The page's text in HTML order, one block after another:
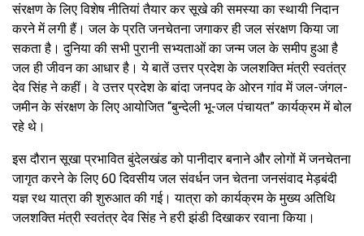
संरक्षण के लिए विशेष नीतियां तैयार कर सूखे की समस्या का स्थायी निदान
करने में लगी हैं। जल के प्रति जनचेतना जगाकर ही जल संरक्षण किया जा
सकता है। दुनिया की सभी पुरानी सभ्यताओं का जन्म जल के समीप हुआ है
जल ही जीवन का आधार है। ये बातें उत्तर प्रदेश के जलशक्ति मंत्री स्वतंत्र
देव सिंह ने कहीं। वे उत्तर प्रदेश के बांदा जनपद के ओरन गांव में जल-जंगल-
जमीन के संरक्षण के लिए आयोजित “बुन्देली भू-जल पंचायत” कार्यक्रम में बोल
रहे थे।
इस दौरान सूखा प्रभावित बुंदेलखंड को पानीदार बनाने और लोगों में जनचेतना
जागृत करने के लिए 60 दिवसीय जल संवर्धन जन चेतना जनसंवाद मेड़बंदी
यज्ञ रथ यात्रा की शुरुआत की गई। यात्रा को कार्यक्रम के मुख्य अतिथि
जलशक्ति मंत्री स्वतंत्र देव सिंह ने हरी झंडी दिखाकर रवाना किया।